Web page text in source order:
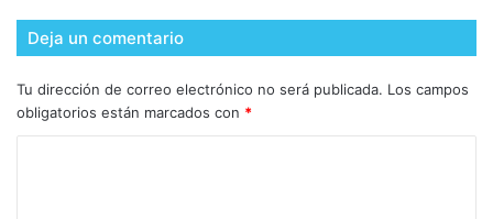
Deja un comentario
Tu dirección de correo electrónico no será publicada. Los campos
obligatorios están marcados con *